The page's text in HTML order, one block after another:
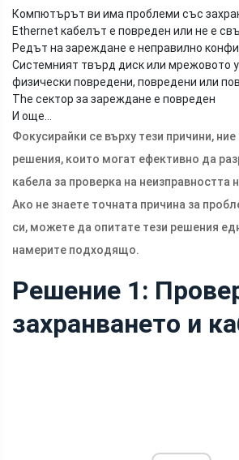
Компютърът ви има проблеми със
Ethernet кабелът е повреден или не е
Редът на зареждане е неправилно
Системният твърд диск или мрежовото
физически повредени, повредени или
The сектор за зареждане е повреден
И още…
Фокусирайки се върху тези причини,
решения, които могат ефективно да
кабела за проверка на неизправността
Ако не знаете точната причина за
си, можете да опитате тези решения
намерите подходящо.
Решение 1:
захранването и